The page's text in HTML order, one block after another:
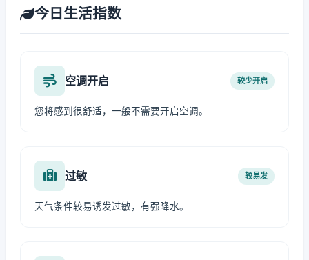
今日生活指数
空调开启 较少开启
您将感到很舒适，一般不需要开启空调。
过敏 较易发
天气条件较易诱发过敏，有强降水。